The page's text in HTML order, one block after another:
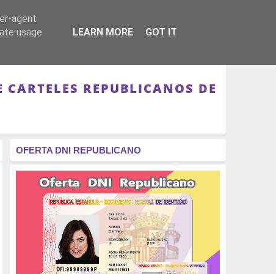
RÉGIMEN - MONARQUÍA
REPUBLICANOS DE
OFERTA DNI REPUBLICANO
agent
usage
LEARN MORE GOT IT